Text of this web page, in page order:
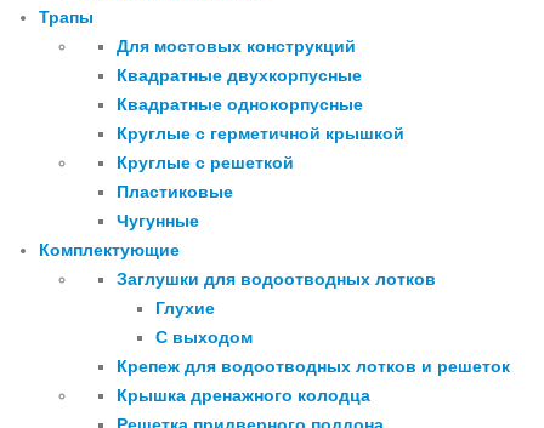
Трапы
Для мостовых конструкций
Квадратные двухкорпусные
Квадратные однокорпусные
Круглые с герметичной крышкой
Круглые с решеткой
Пластиковые
Чугунные
Комплектующие
Заглушки для водоотводных лотков
Глухие
С выходом
Крепеж для водоотводных лотков и решеток
Крышка дренажного колодца